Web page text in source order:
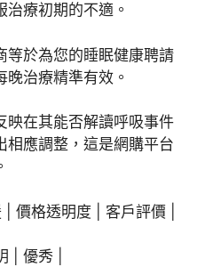
療初期的不適。
等於為您的睡眠健康聘請
晚治療精準有效 。
映在其能否解讀呼吸事件
相應調整，這是網購平台
| 價格透明度 | 客戶評價 |
| 優秀 |